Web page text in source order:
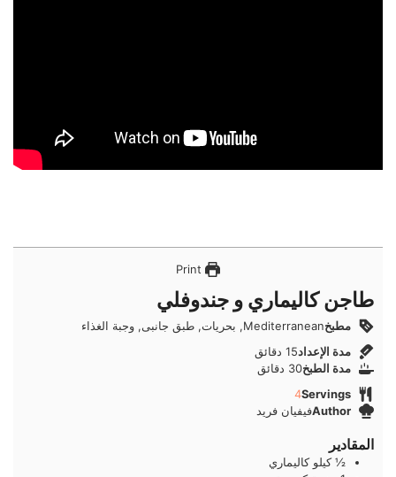
Print
طاجن كاليماري و جندوفلي
مطبخMediterranean, بحريات, طبق جانبى, وجبة الغذاء
مدة الإعداد15دقائق
دقائق
مدة الطبخ30 دقائق
دقائق
Servings
4
Authorفيفيان فريد
المقادير
½ كيلوكاليماري